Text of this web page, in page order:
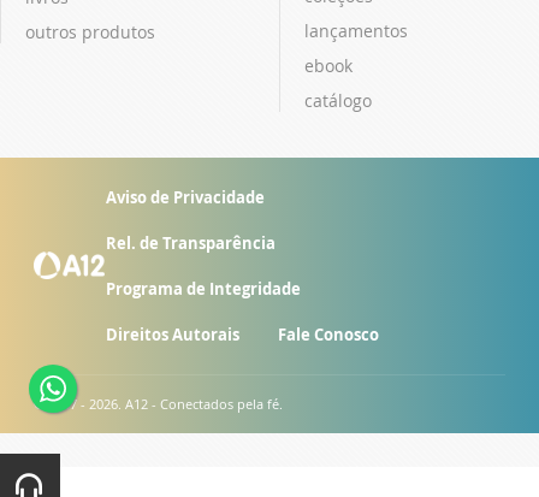
outros produtos
lançamentos
ebook
catálogo
Aviso de Privacidade
Rel. de Transparência
Programa de Integridade
Direitos Autorais Fale Conosco
© 2007 - 2026. A12 - Conectados pela fé.